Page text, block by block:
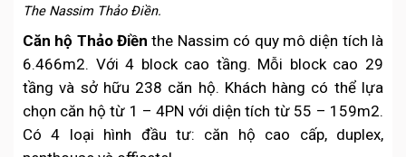
The Nassim Thảo Điền.
Căn hộ Thảo Điền the Nassim có quy mô diện tích là
6.466m2. Với 4 block cao tầng. Mỗi block cao 29
tầng và sở hữu 238 căn hộ. Khách hàng có thể lựa
chọn căn hộ từ 1 – 4PN với diện tích từ 55 – 159m2.
Có 4 loại hình đầu tư: căn hộ cao cấp, duplex,